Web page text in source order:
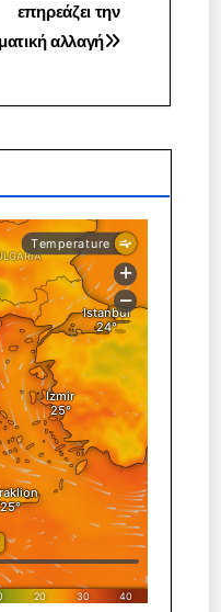
επηρεάζει την
αλλαγή